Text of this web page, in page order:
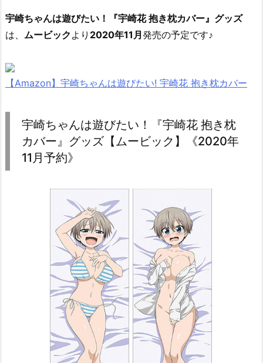
宇崎ちゃんは遊びたい！『宇崎花 抱き枕カバー』グッズ
は、 ムービック より 2020年11月 発売の予定です♪
【Amazon】宇崎ちゃんは遊びたい! 宇崎花 抱き枕カバー
宇崎ちゃんは遊びたい！『宇崎花 抱き枕
カバー』グッズ【ムービック】《2020年
11月予約》